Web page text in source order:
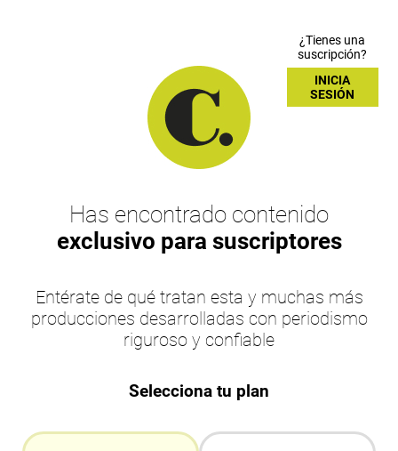
¿Tienes una
suscripción?
INICIA
SESIÓN
Has encontrado contenido
exclusivo para suscriptores
Entérate de qué tratan esta y muchas más
producciones desarrolladas con periodismo
riguroso y confiable
Selecciona tu plan